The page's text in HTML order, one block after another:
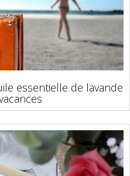
essentielle de lavande